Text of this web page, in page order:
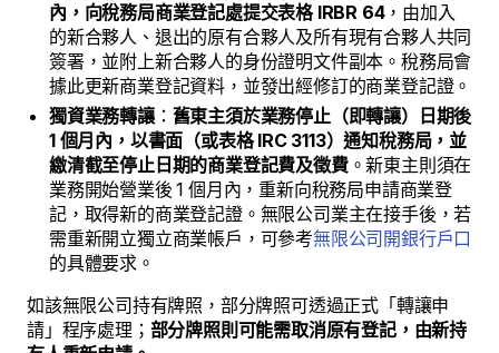
內，向稅務局商業登記處提交表格 IRBR 64，由加入
的新合夥人、退出的原有合夥人及所有現有合夥人共同
簽署，並附上新合夥人的身份證明文件副本。稅務局會
據此更新商業登記資料，並發出經修訂的商業登記證。
獨資業務轉讓： 舊東主須於業務停止（即轉讓）日期後
1 個月內，以書面（或表格 IRC 3113）通知稅務局，並
繳清截至停止日期的商業登記費及徵費。新東主則須在
業務開始營業後 1 個月內，重新向稅務局申請商業登
記，取得新的商業登記證。無限公司業主在接手後，若
需重新開立獨立商業帳戶，可參考無限公司開銀行戶口
的具體要求。
如該無限公司持有牌照，部分牌照可透過正式「轉讓申
請」程序處理； 部分牌照則可能需取消原有登記，由新持